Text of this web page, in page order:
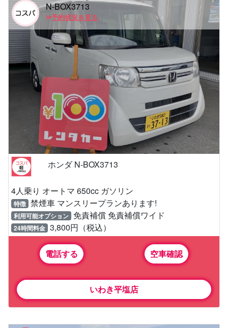
N-BOX3713
予約状況を見る
ホンダ N-BOX3713
4人乗り オートマ 650cc ガソリン
特徴 禁煙車 マンスリープランあります!
利用可能オプション 免責補償 免責補償ワイド
24時間料金 3,800円（税込）
電話する 空車確認
いわき平塩店